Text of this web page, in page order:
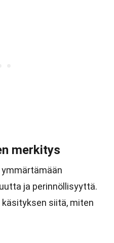
merkitys
ja perinnöllisyyttä.
siitä, miten